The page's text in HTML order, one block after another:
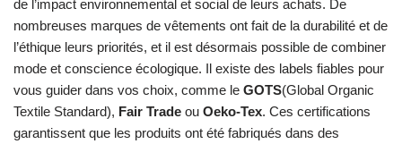
de l’impact environnemental et social de leurs achats. De
nombreuses marques de vêtements ont fait de la durabilité et de
l’éthique leurs priorités, et il est désormais possible de combiner
mode et conscience écologique. Il existe des labels fiables pour
vous guider dans vos choix, comme le GOTS(Global Organic
Textile Standard), Fair Trade ou Oeko-Tex. Ces certifications
garantissent que les produits ont été fabriqués dans des